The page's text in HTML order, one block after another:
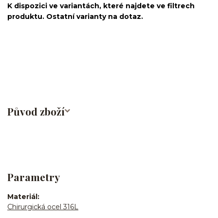
K dispozici ve variantách, které najdete ve filtrech
produktu. Ostatní varianty na dotaz.
Původ zboží
Parametry
Materiál
Chirurgická ocel 316L